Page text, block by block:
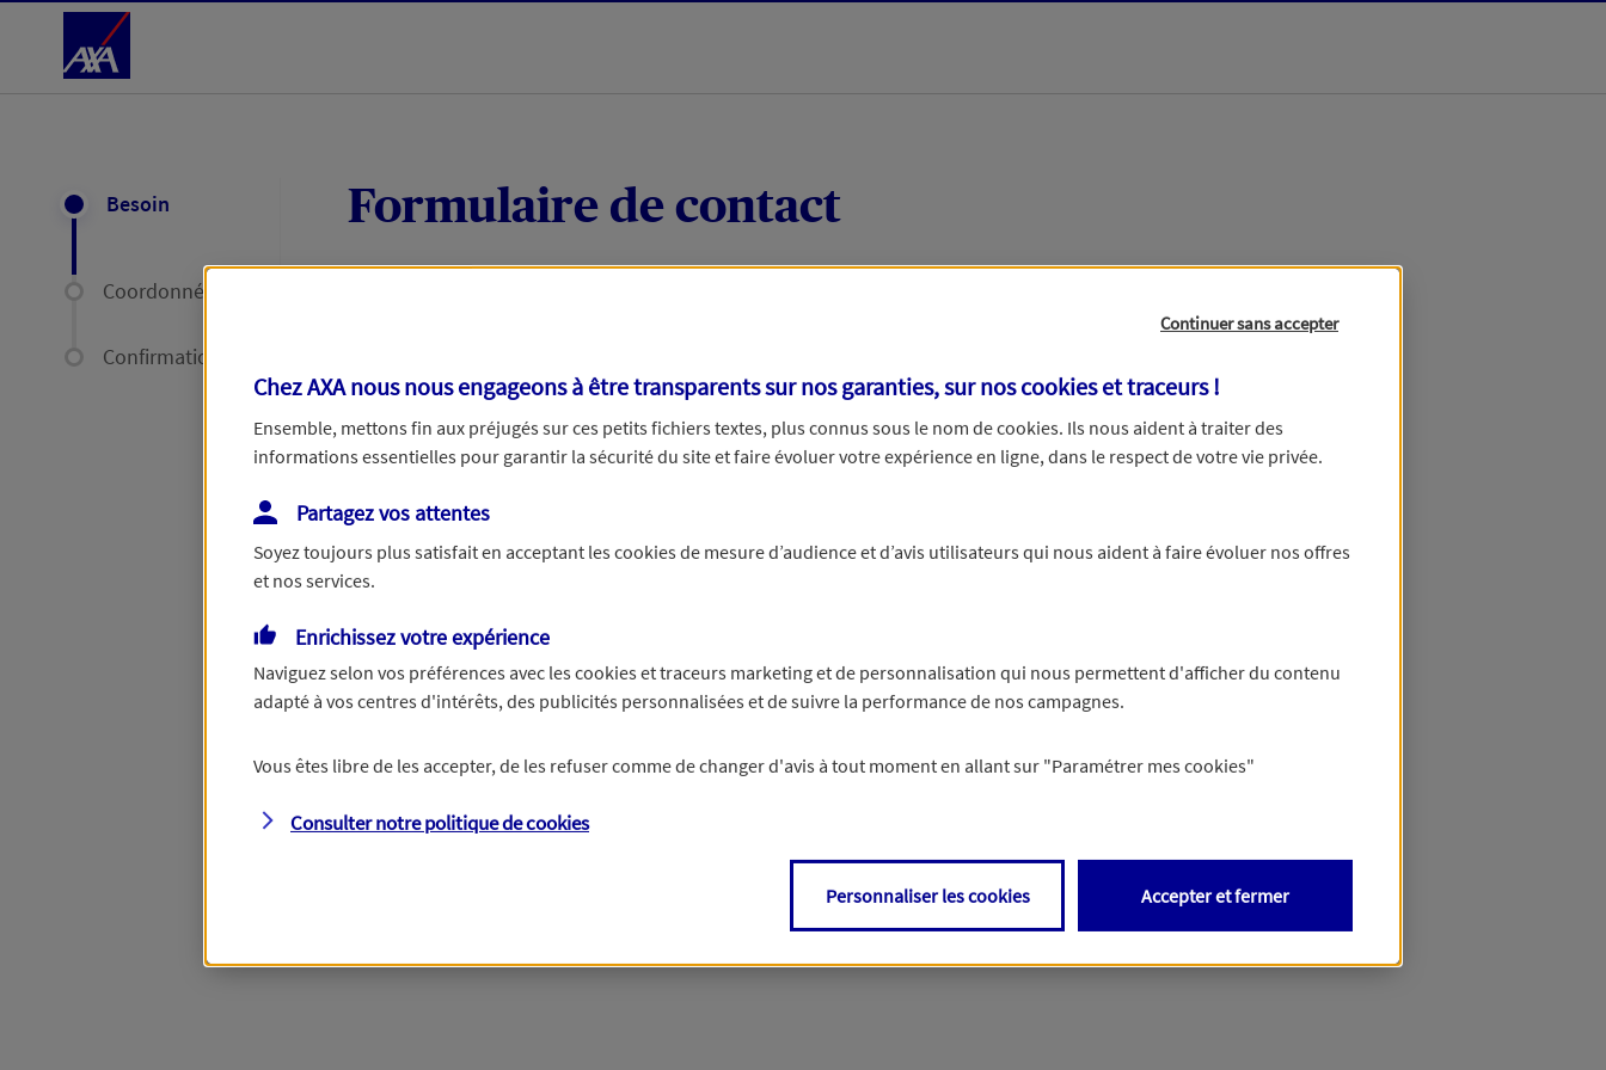
Accéder au Contenu
Besoin
Coordonnées
Confirmation
Formulaire de contact
Votre message :
Vous disposez de droits sur les informations vous concernant. Pour plus d’informations,
Continuer sans accepter
Chez AXA nous nous engageons à être transparents sur nos garanties, sur noscookies et traceurs!
Ensemble, mettons fin aux préjugés sur ces petits fichiers textes, plus connus sous le nom decookies. Ils nous aident à traiter des
informations essentielles pour garantir la sécurité du site et faire évoluer votre expérience en ligne, dans le respect de votre vie privée.
Partagez vos attentes
Soyez toujours plus satisfait en acceptant les cookies de mesure d’audience et d’avis utilisateurs qui nous aident à faire évoluer nos offres
et nos services.
Enrichissez votre expérience
Naviguez selon vos préférences avec les cookies et traceurs marketing et de personnalisation qui nous permettent d'afficher du contenu
adapté à vos centres d'intérêts, des publicités personnalisées et de suivre la performance de nos campagnes.
Vous êtes libre de les accepter, de les refuser comme de changer d'avis à tout moment en allant sur "Paramétrer mes cookies"
Consulter notre politique decookies
Personnaliser les cookies Accepter et fermer